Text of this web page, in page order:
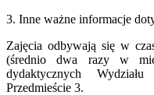
3. Inne ważne informacje
Zajęcia odbywają się w
(średnio dwa razy w
dydaktycznych
Przedmieście 3.